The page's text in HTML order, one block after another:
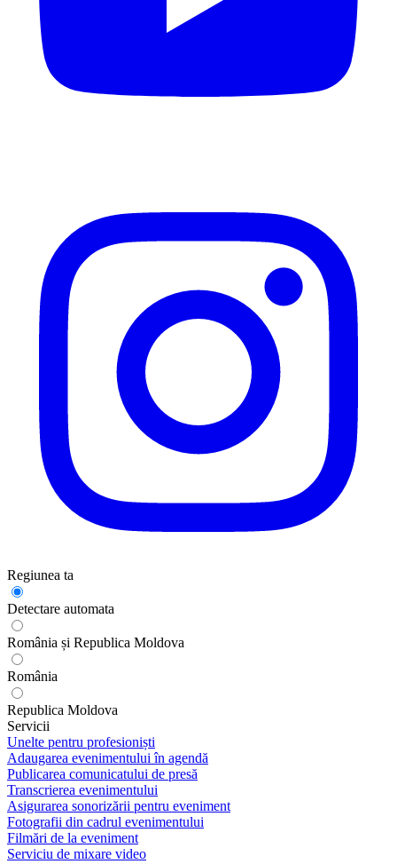
Regiunea ta
Detectare automata
România și Republica Moldova
România
Republica Moldova
Servicii
Unelte pentru profesioniști
Adaugarea evenimentului în agendă
Publicarea comunicatului de presă
Transcrierea evenimentului
Asigurarea sonorizării pentru eveniment
Fotografii din cadrul evenimentului
Filmări de la eveniment
Serviciu de mixare video